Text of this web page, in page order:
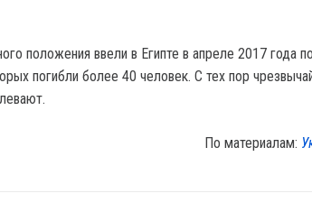
положения ввели в Египте в апреле 2017 года
погибли более 40 человек. С тех пор
По материалам: